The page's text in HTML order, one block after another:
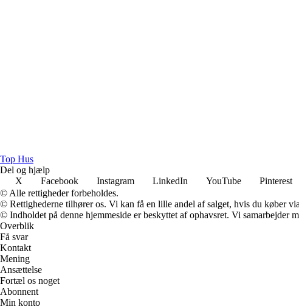
Top Hus
Del og hjælp
X
Facebook Instagram LinkedIn YouTube Pinterest
© Alle rettigheder forbeholdes.
© Rettighederne tilhører os. Vi kan få en lille andel af salget, hvis du køber
© Indholdet på denne hjemmeside er beskyttet af ophavsret. Vi
Overblik
Få svar
Kontakt
Mening
Ansættelse
Fortæl os noget
Abonnent
Min konto